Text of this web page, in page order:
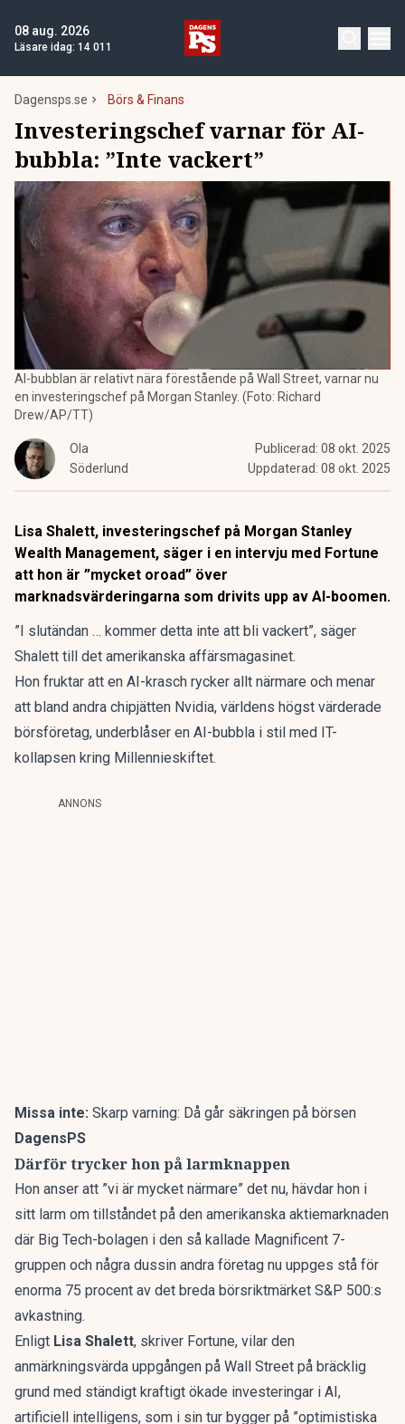
08 aug. 2026
Läsare idag: 14 011
Dagensps.se Börs & Finans
Investeringschef varnar för AI-
bubbla: ”Inte vackert”
AI-bubblan är relativt nära förestående på Wall Street, varnar nu
en investeringschef på Morgan Stanley. (Foto: Richard
Drew/AP/TT)
Ola
Söderlund
Publicerad: 08 okt. 2025
Uppdaterad: 08 okt. 2025
Lisa Shalett, investeringschef på Morgan Stanley
Wealth Management, säger i en intervju med Fortune
att hon är ”mycket oroad” över
marknadsvärderingarna som drivits upp av AI-boomen.
”I slutändan … kommer detta inte att bli vackert”, säger
Shalett till det amerikanska affärsmagasinet.
Hon fruktar att en AI-krasch rycker allt närmare och menar
att bland andra chipjätten Nvidia, världens högst värderade
börsföretag, underblåser en AI-bubbla i stil med IT-
kollapsen kring Millennieskiftet.
ANNONS
Missa inte: Skarp varning: Då går säkringen på börsen
DagensPS
Därför trycker hon på larmknappen
Hon anser att ”vi är mycket närmare” det nu, hävdar hon i
sitt larm om tillståndet på den amerikanska aktiemarknaden
där Big Tech-bolagen i den så kallade Magnificent 7-
gruppen och några dussin andra företag nu uppges stå för
enorma 75 procent av det breda börsriktmärket S&P 500:s
avkastning.
Enligt Lisa Shalett, skriver Fortune, vilar den
anmärkningsvärda uppgången på Wall Street på bräcklig
grund med ständigt kraftigt ökade investeringar i AI,
artificiell intelligens, som i sin tur bygger på ”optimistiska